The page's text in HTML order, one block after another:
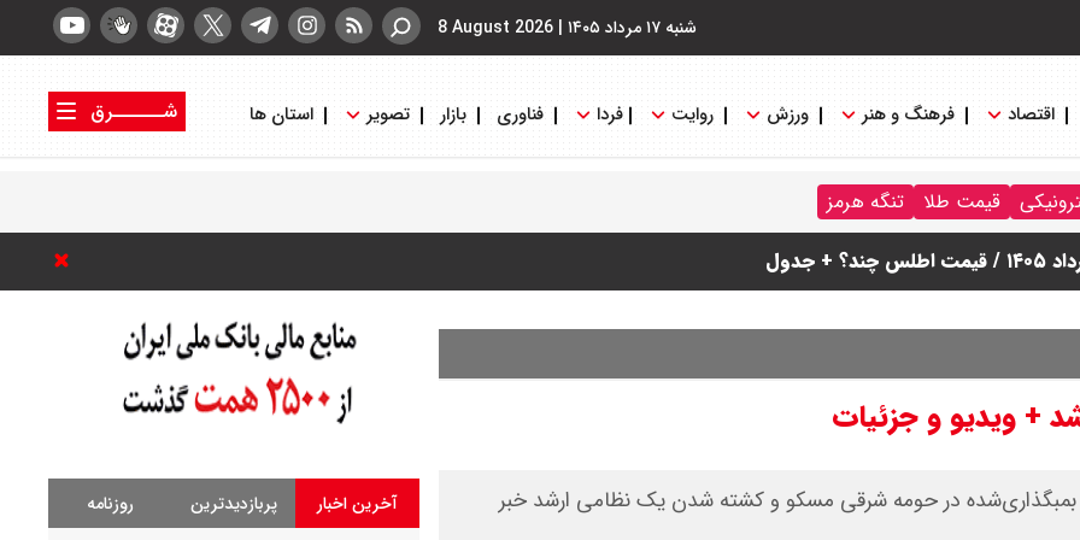
شنبه ۱۷ مرداد ۱۴۰۵ |
8 August 2026
اقتصاد فرهنگ و هنر ورزش روایت فردا فناوری بازار تصویر استان ها
شــــــرق
قیمت طلا
تنگه هرمز
+ ویدیو و جزئیات
بمبگذاری‌شده در حومه شرقی مسکو و کشته شدن یک نظامی ارشد خبر
آخرین اخبار پربازدیدترین روزنامه